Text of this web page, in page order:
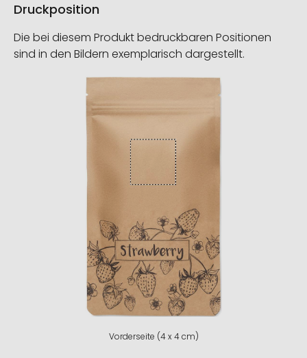
Druckposition
Die bei diesem Produkt bedruckbaren Positionen
sind in den Bildern exemplarisch dargestellt.
Vorderseite (4 x 4 cm)